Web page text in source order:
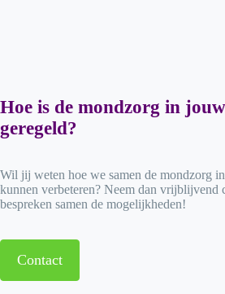
Hoe is de mondzorg in
geregeld?
Wil jij weten hoe we samen de mondzorg
kunnen verbeteren? Neem dan vrijblijvend
bespreken samen de mogelijkheden!
Contact